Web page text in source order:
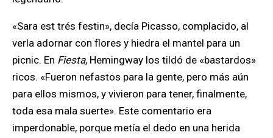
«Sara est trés festin», decía Picasso, complacido, al
verla adornar con flores y hiedra el mantel para un
picnic. En Fiesta, Hemingway los tildó de «bastardos»
ricos. «Fueron nefastos para la gente, pero más aún
para ellos mismos, y vivieron para tener, finalmente,
toda esa mala suerte». Este comentario era
imperdonable, porque metía el dedo en una herida